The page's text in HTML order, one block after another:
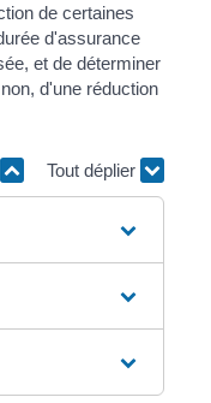
de certaines
d'assurance
et de déterminer
d'une réduction
Tout déplier